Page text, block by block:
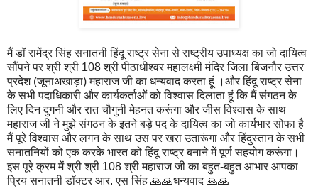
मैं डॉ रामेंद्र सिंह सनातनी हिंदू राष्ट्र सेना से राष्ट्रीय उपाध्यक्ष का जो दायित्व
सौंपने पर श्री श्री 108 श्री पीठाधीश्वर महालक्ष्मी मंदिर जिला बिजनौर उत्तर
प्रदेश (जूनाअखाड़ा) महाराज जी का धन्यवाद करता हूं ।और हिंदू राष्ट्र सेना
के सभी पदाधिकारी और कार्यकर्ताओं को विश्वास दिलाता हूं कि मैं संगठन के
लिए दिन दुगनी और रात चौगुनी मेहनत करूंगा और जीस विश्वास के साथ
महाराज जी ने मुझे संगठन के इतने बड़े पद के दायित्व का जो कार्यभार सोफा है
मैं पूरे विश्वास और लगन के साथ उस पर खरा उतारूंगा और हिंदुस्तान के सभी
सनातनियों को एक करके भारत को हिंदू राष्ट्र बनाने में पूर्ण सहयोग करूंगा।
इस पूरे क्रम में श्री श्री 108 श्री महाराज जी का बहुत-बहुत आभार आपका
प्रिय सनातनी डॉक्टर आर. एस सिंह 🙏🙏धन्यवाद 🙏🙏